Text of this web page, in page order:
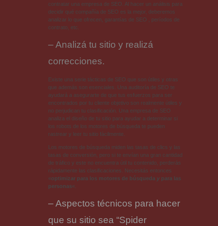
contratar una empresa de SEO. Al hacer un análisis para
decidir qué compañía de SEO es la mejor, deberemos
analizar lo que ofrecen, garantías de SEO , períodos de
contrato, etc.
– Analizá tu sitio y realizá
correcciones.
Existe una serie tácticas de SEO que son útiles y otras
que además son esenciales. Una auditoría de SEO te
ayudará a asegurarte de que tus esfuerzos para ser
encontrados por tu cliente objetivo son realmente útiles y
no perjudican tu clasificación. Una empresa de SEO
analiza el diseño de tu sitio para ayudar a determinar si
los robots de los motores de búsqueda te pueden
rastrear y leer tu sitio fácilmente.
Los motores de búsqueda miden las tasas de clics y las
tasas de conversión, pero si te envían una gran cantidad
de tráfico y este no encuentra útil tu contenido, perderás
rápidamente las clasificaciones. Necesitás entonces
« optimizar para los motores de búsqueda ypara las
personas«.
– Aspectos técnicos para hacer
que su sitio sea “Spider